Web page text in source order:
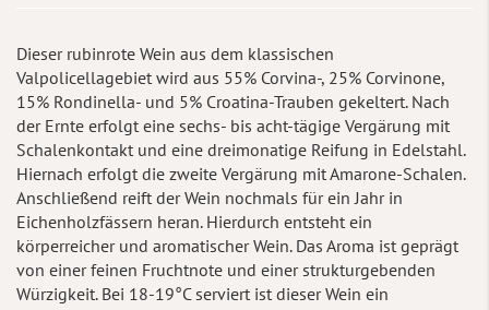
Dieser rubinrote Wein aus dem klassischen
Valpolicellagebiet wird aus 55% Corvina-, 25% Corvinone,
15% Rondinella- und 5% Croatina-Trauben gekeltert. Nach
der Ernte erfolgt eine sechs- bis acht-tägige Vergärung mit
Schalenkontakt und eine dreimonatige Reifung in Edelstahl.
Hiernach erfolgt die zweite Vergärung mit Amarone-Schalen.
Anschließend reift der Wein nochmals für ein Jahr in
Eichenholzfässern heran. Hierdurch entsteht ein
körperreicher und aromatischer Wein. Das Aroma ist geprägt
von einer feinen Fruchtnote und einer strukturgebenden
Würzigkeit. Bei 18-19°C serviert ist dieser Wein ein